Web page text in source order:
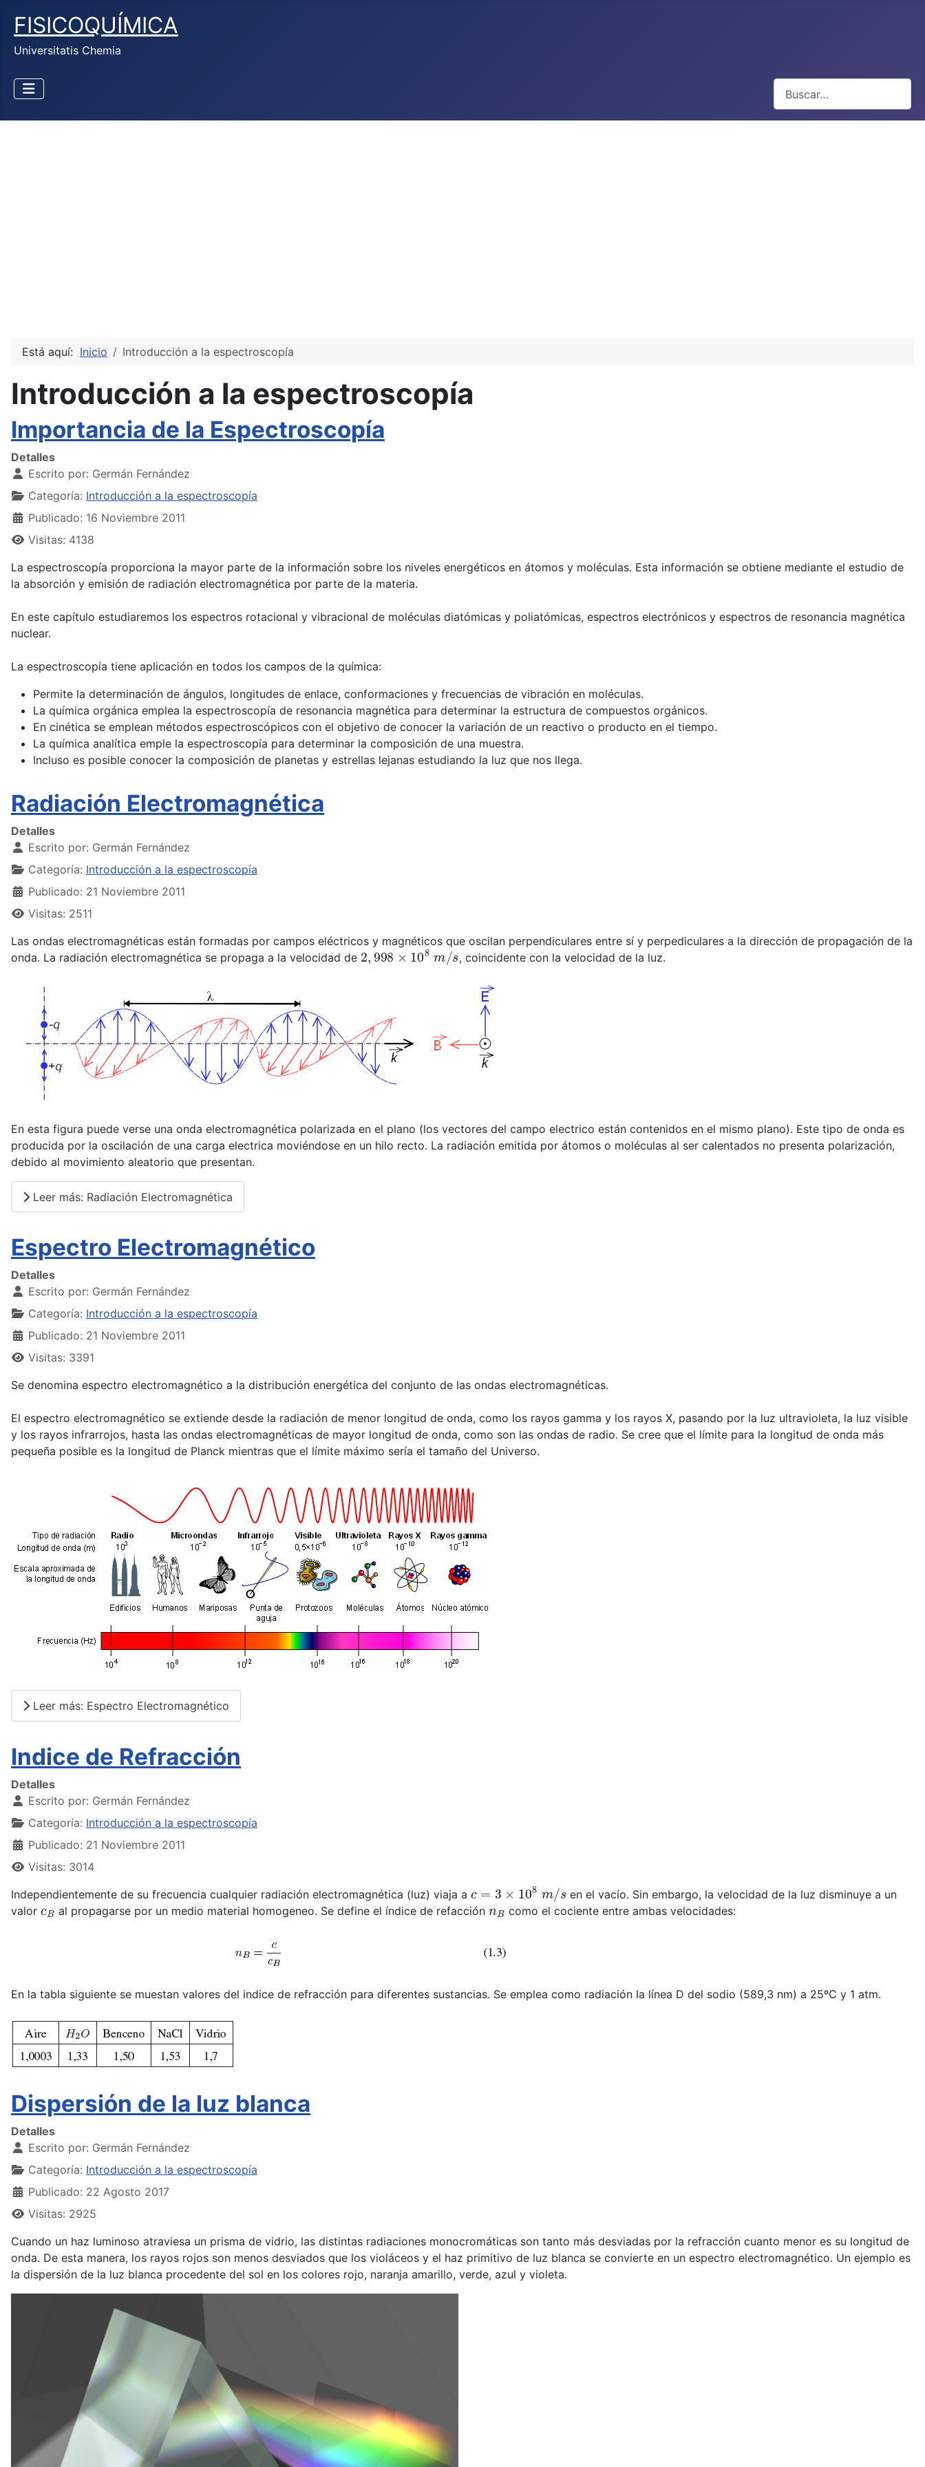
FISICOQUÍMICA
Universitatis Chemia
Está aquí: Inicio Introducción a la espectroscopía
Introducción a la espectroscopía
Importancia de la Espectroscopía
Detalles
Escrito por: Germán Fernández
Categoría: Introducción a la espectroscopía
Publicado: 16 Noviembre 2011
Visitas: 4138
La espectroscopía proporciona la mayor parte de la información sobre los niveles energéticos en átomos y moléculas. Esta información se obtiene mediante el estudio de
la absorción y emisión de radiación electromagnética por parte de la materia.
En este capítulo estudiaremos los espectros rotacional y vibracional de moléculas diatómicas y poliatómicas, espectros electrónicos y espectros de resonancia magnética
nuclear.
La espectroscopía tiene aplicación en todos los campos de la química:
Permite la determinación de ángulos, longitudes de enlace, conformaciones y frecuencias de vibración en moléculas.
La química orgánica emplea la espectroscopía de resonancia magnética para determinar la estructura de compuestos orgánicos.
En cinética se emplean métodos espectroscópicos con el objetivo de conocer la variación de un reactivo o producto en el tiempo.
La química analítica emple la espectroscopía para determinar la composición de una muestra.
Incluso es posible conocer la composición de planetas y estrellas lejanas estudiando la luz que nos llega.
Radiación Electromagnética
Detalles
Escrito por: Germán Fernández
Categoría: Introducción a la espectroscopía
Publicado: 21 Noviembre 2011
Visitas: 2511
Las ondas electromagnéticas están formadas por campos eléctricos y magnéticos que oscilan perpendiculares entre sí y perpediculares a la dirección de propagación de la
onda. La radiación electromagnética se propaga a la velocidad de 2 998×108m/ s , coincidente con la velocidad de la luz.
En esta figura puede verse una onda electromagnética polarizada en el plano (los vectores del campo electrico están contenidos en el mismo plano). Este tipo de onda es
producida por la oscilación de una carga electrica moviéndose en un hilo recto. La radiación emitida por átomos o moléculas al ser calentados no presenta polarización,
debido al movimiento aleatorio que presentan.
Leer más: Radiación Electromagnética
Espectro Electromagnético
Detalles
Escrito por: Germán Fernández
Categoría: Introducción a la espectroscopía
Publicado: 21 Noviembre 2011
Visitas: 3391
Se denomina espectro electromagnético a la distribución energética del conjunto de las ondas electromagnéticas.
El espectro electromagnético se extiende desde la radiación de menor longitud de onda, como los rayos gamma y los rayos X, pasando por la luz ultravioleta, la luz visible
y los rayos infrarrojos, hasta las ondas electromagnéticas de mayor longitud de onda, como son las ondas de radio. Se cree que el límite para la longitud de onda más
pequeña posible es la longitud de Planck mientras que el límite máximo sería el tamaño del Universo.
Leer más: Espectro Electromagnético
Indice de Refracción
Detalles
Escrito por: Germán Fernández
Categoría: Introducción a la espectroscopía
Publicado: 21 Noviembre 2011
Visitas: 3014
Independientemente de su frecuencia cualquier radiación electromagnética (luz) viaja a × 8m
en el vacío. Sin embargo, la velocidad de la luz disminuye a un
valor cBal propagarse por un medio material homogeneo. Se define el índice de refacción nB como el cociente entre ambas velocidades:
En la tabla siguiente se muestan valores del indice de refracción para diferentes sustancias. Se emplea como radiación la línea D del sodio (589,3 nm) a 25ºC y 1 atm.
Dispersión de la luz blanca
Detalles
Escrito por: Germán Fernández
Categoría: Introducción a la espectroscopía
Publicado: 22 Agosto 2017
Visitas: 2925
Cuando un haz luminoso atraviesa un prisma de vidrio, las distintas radiaciones monocromáticas son tanto más desviadas por la refracción cuanto menor es su longitud de
onda. De esta manera, los rayos rojos son menos desviados que los violáceos y el haz primitivo de luz blanca se convierte en un espectro electromagnético. Un ejemplo es
la dispersión de la luz blanca procedente del sol en los colores rojo, naranja amarillo, verde, azul y violeta.